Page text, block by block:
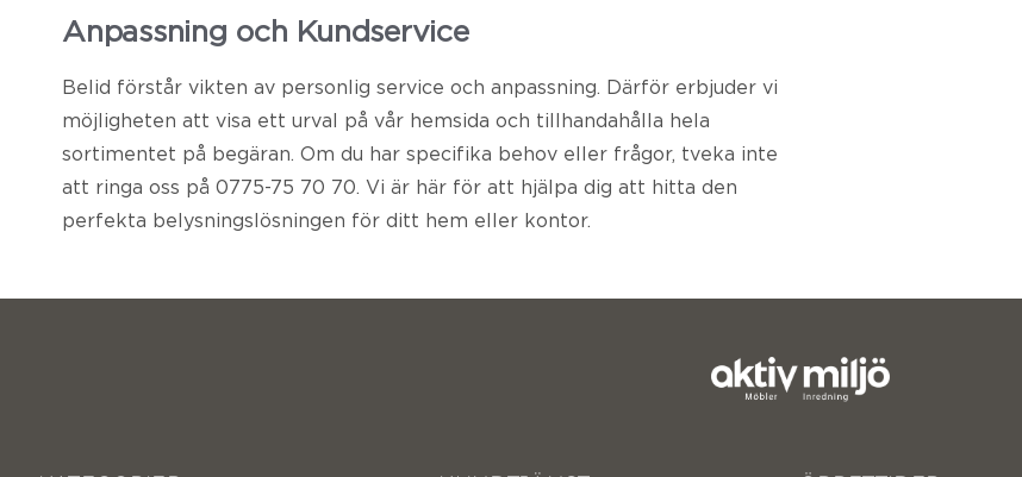
Anpassning och Kundservice
Belid förstår vikten av personlig service och anpassning. Därför erbjuder vi
möjligheten att visa ett urval på vår hemsida och tillhandahålla hela
sortimentet på begäran. Om du har specifika behov eller frågor, tveka inte
att ringa oss på 0775-75 70 70. Vi är här för att hjälpa dig att hitta den
perfekta belysningslösningen för ditt hem eller kontor.